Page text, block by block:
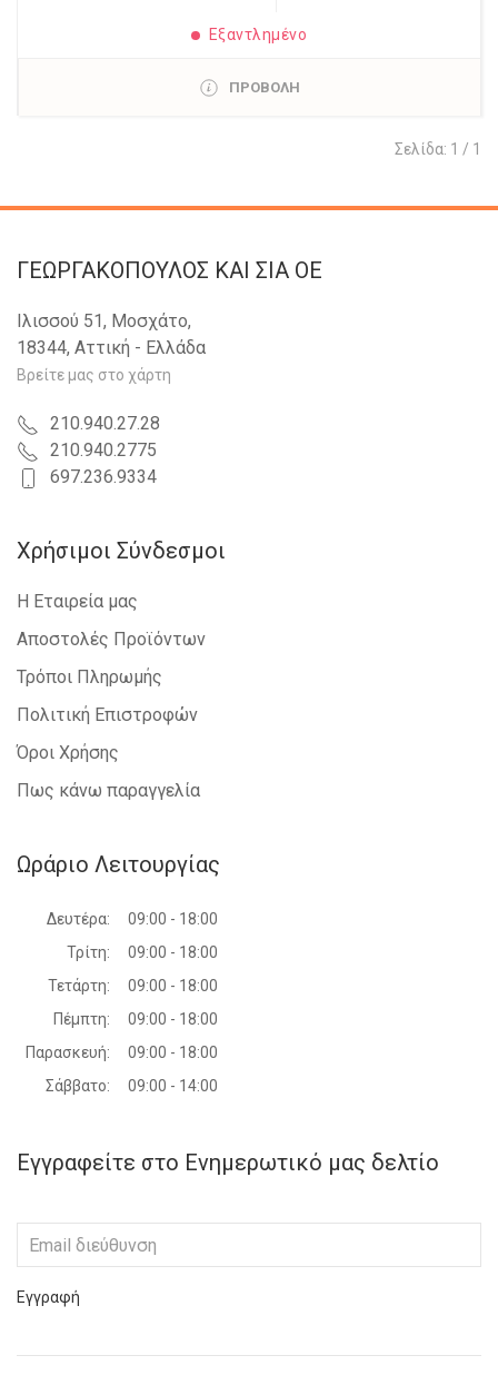
Εξαντλημένο
ΠΡΟΒΟΛΗ
Σελίδα: 1 / 1
ΓΕΩΡΓΑΚΟΠΟΥΛΟΣ KAI ΣΙΑ OE
Ιλισσού 51, Μοσχάτο,
18344, Αττική - Ελλάδα
Βρείτε μας στο χάρτη
210.940.27.28
210.940.2775
697.236.9334
Χρήσιμοι Σύνδεσμοι
Η Εταιρεία μας
Αποστολές Προϊόντων
Τρόποι Πληρωμής
Πολιτική Επιστροφών
Όροι Χρήσης
Πως κάνω παραγγελία
Ωράριο Λειτουργίας
Δευτέρα:
09:00 - 18:00
Τρίτη:
09:00 - 18:00
Τετάρτη:
09:00 - 18:00
Πέμπτη:
09:00 - 18:00
Παρασκευή:
09:00 - 18:00
Σάββατο:
09:00 - 14:00
Εγγραφείτε στο Ενημερωτικό μας δελτίο
Εγγραφή